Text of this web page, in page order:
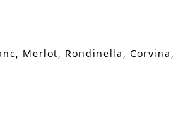
Merlot, Rondinella,